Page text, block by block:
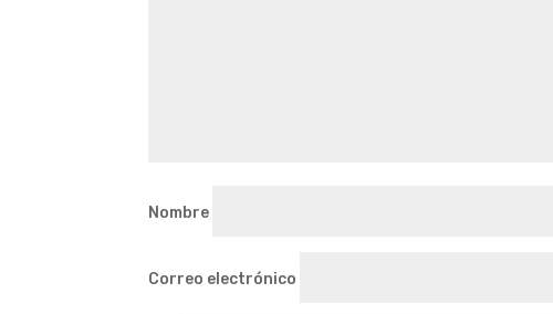
Nombre
Correo electrónico